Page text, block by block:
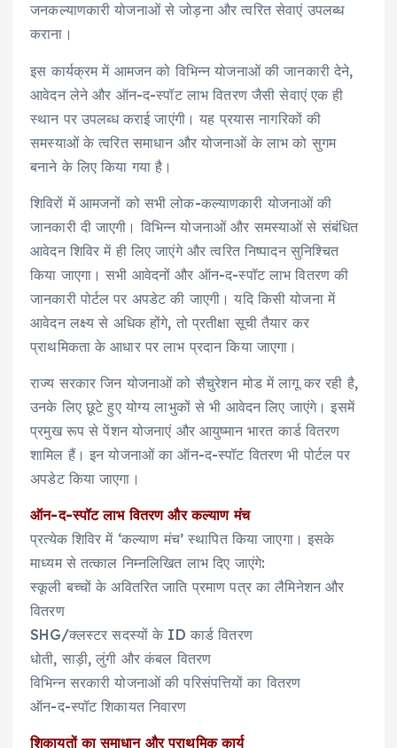
जनकल्याणकारी योजनाओं से जोड़ना और त्वरित सेवाएं उपलब्ध
कराना।
इस कार्यक्रम में आमजन को विभिन्न योजनाओं की जानकारी देने,
आवेदन लेने और ऑन-द-स्पॉट लाभ वितरण जैसी सेवाएं एक ही
स्थान पर उपलब्ध कराई जाएंगी। यह प्रयास नागरिकों की
समस्याओं के त्वरित समाधान और योजनाओं के लाभ को सुगम
बनाने के लिए किया गया है।
शिविरों में आमजनों को सभी लोक-कल्याणकारी योजनाओं की
जानकारी दी जाएगी। विभिन्न योजनाओं और समस्याओं से संबंधित
आवेदन शिविर में ही लिए जाएंगे और त्वरित निष्पादन सुनिश्चित
किया जाएगा। सभी आवेदनों और ऑन-द-स्पॉट लाभ वितरण की
जानकारी पोर्टल पर अपडेट की जाएगी। यदि किसी योजना में
आवेदन लक्ष्य से अधिक होंगे, तो प्रतीक्षा सूची तैयार कर
प्राथमिकता के आधार पर लाभ प्रदान किया जाएगा।
राज्य सरकार जिन योजनाओं को सैचुरेशन मोड में लागू कर रही है,
उनके लिए छूटे हुए योग्य लाभुकों से भी आवेदन लिए जाएंगे। इसमें
प्रमुख रूप से पेंशन योजनाएं और आयुष्मान भारत कार्ड वितरण
शामिल हैं। इन योजनाओं का ऑन-द-स्पॉट वितरण भी पोर्टल पर
अपडेट किया जाएगा।
ऑन-द-स्पॉट लाभ वितरण और कल्याण मंच
प्रत्येक शिविर में ‘कल्याण मंच’ स्थापित किया जाएगा। इसके
माध्यम से तत्काल निम्नलिखित लाभ दिए जाएंगे:
स्कूली बच्चों के अवितरित जाति प्रमाण पत्र का लैमिनेशन और
वितरण
SHG/क्लस्टर सदस्यों के ID कार्ड वितरण
धोती, साड़ी, लुंगी और कंबल वितरण
विभिन्न सरकारी योजनाओं की परिसंपत्तियों का वितरण
ऑन-द-स्पॉट शिकायत निवारण
शिकायतों का समाधान और प्राथमिक कार्य